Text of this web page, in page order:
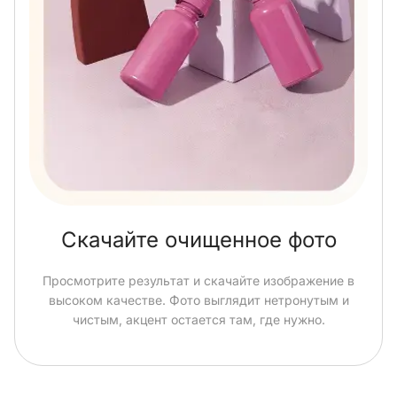
Скачайте очищенное фото
Просмотрите результат и скачайте изображение в
высоком качестве. Фото выглядит нетронутым и
чистым, акцент остается там, где нужно.